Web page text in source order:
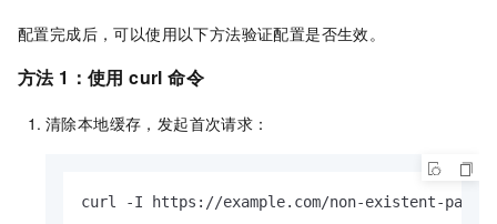
配置完成后，可以使用以下方法验证配置是否生效。
方法 1：使用 curl 命令
清除本地缓存，发起首次请求：
curl -I https://example.com/non-existent-page